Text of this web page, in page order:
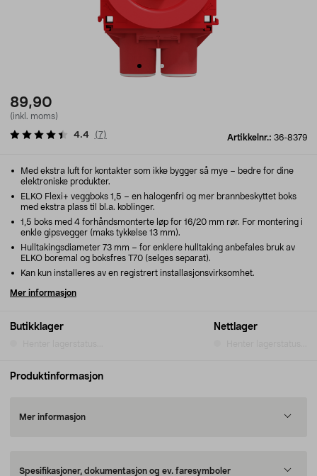
89,90
(inkl. moms)
Artikkelnr.: 36-8379
4.4 (7)
Butikklager Nettlager
Med ekstra luft for kontakter som ikke bygger så mye – bedre for dine
elektroniske produkter.
ELKO Flexi+ veggboks 1,5 – en halogenfri og mer brannbeskyttet boks
med ekstra plass til bl.a. koblinger.
1,5 boks med 4 forhåndsmonterte løp for 16/20 mm rør. For montering i
enkle gipsvegger (maks tykkelse 13 mm).
Hulltakingsdiameter 73 mm – for enklere hulltaking anbefales bruk av
ELKO boremal og boksfres T70 (selges separat).
Kan kun installeres av en registrert installasjonsvirksomhet.
Mer informasjon
Produktinformasjon
Mer informasjon
Spesifikasjoner, dokumentasjon og ev. faresymboler